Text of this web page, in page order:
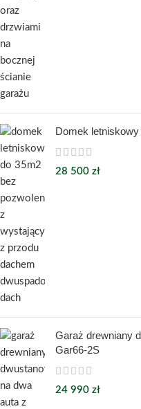
Domek
28 500 zł
Garaż drewniany
Gar66-2S
24 990 zł